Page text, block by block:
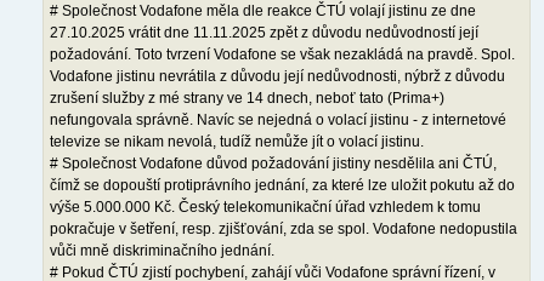
# Společnost Vodafone měla dle reakce ČTÚ volají jistinu ze dne
27.10.2025 vrátit dne 11.11.2025 zpět z důvodu nedůvodností její
požadování. Toto tvrzení Vodafone se však nezakládá na pravdě. Spol.
Vodafone jistinu nevrátila z důvodu její nedůvodnosti, nýbrž z důvodu
zrušení služby z mé strany ve 14 dnech, neboť tato (Prima+)
nefungovala správně. Navíc se nejedná o volací jistinu - z internetové
televize se nikam nevolá, tudíž nemůže jít o volací jistinu.
# Společnost Vodafone důvod požadování jistiny nesdělila ani ČTÚ,
čímž se dopouští protiprávního jednání, za které lze uložit pokutu až do
výše 5.000.000 Kč. Český telekomunikační úřad vzhledem k tomu
pokračuje v šetření, resp. zjišťování, zda se spol. Vodafone nedopustila
vůči mně diskriminačního jednání.
# Pokud ČTÚ zjistí pochybení, zahájí vůči Vodafone správní řízení, v